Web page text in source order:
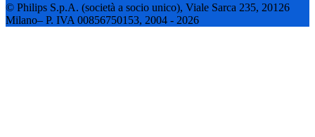
© Philips S.p.A. (società a socio unico), Viale Sarca 235, 20126
Milano– P. IVA 00856750153, 2004 - 2026